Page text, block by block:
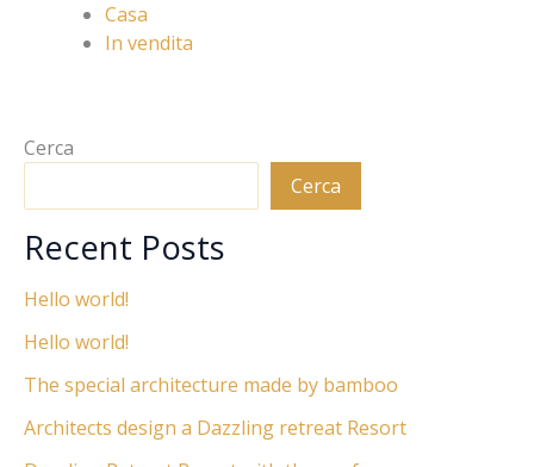
Casa
In vendita
Cerca
Cerca
Recent Posts
Hello world!
Hello world!
The special architecture made by bamboo
Architects design a Dazzling retreat Resort